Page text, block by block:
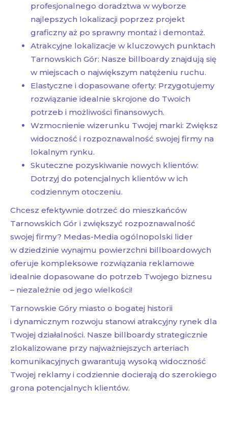
profesjonalnego doradztwa w wyborze
najlepszych lokalizacji poprzez projekt
graficzny aż po sprawny montaż i demontaż.
Atrakcyjne lokalizacje w kluczowych punktach
Tarnowskich Gór: Nasze billboardy znajdują się
w miejscach o największym natężeniu ruchu.
Elastyczne i dopasowane oferty: Przygotujemy
rozwiązanie idealnie skrojone do Twoich
potrzeb i możliwości finansowych.
Wzmocnienie wizerunku Twojej marki: Zwiększ
widoczność i rozpoznawalność swojej firmy na
lokalnym rynku.
Skuteczne pozyskiwanie nowych klientów:
Dotrzyj do potencjalnych klientów w ich
codziennym otoczeniu.
Chcesz efektywnie dotrzeć do mieszkańców
Tarnowskich Gór i zwiększyć rozpoznawalność
swojej firmy? Medas-Media ogólnopolski lider
w dziedzinie wynajmu powierzchni billboardowych
oferuje kompleksowe rozwiązania reklamowe
idealnie dopasowane do potrzeb Twojego biznesu
– niezależnie od jego wielkości!
Tarnowskie Góry miasto o bogatej historii
i dynamicznym rozwoju stanowi atrakcyjny rynek dla
Twojej działalności. Nasze billboardy strategicznie
zlokalizowane przy najważniejszych arteriach
komunikacyjnych gwarantują wysoką widoczność
Twojej reklamy i codziennie docierają do szerokiego
grona potencjalnych klientów.